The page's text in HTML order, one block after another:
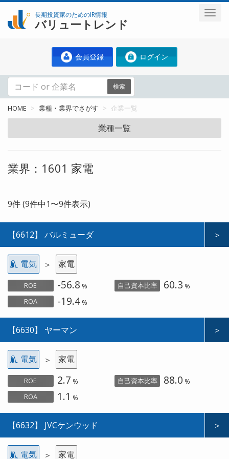
長期投資家のためのIR情報
バリュートレンド
会員登録 ログイン
検索
HOME 業種・業界でさがす 企業一覧
業種一覧
業界：1601 家電
9件 (9件中1〜9件表示)
＞
【6612】 バルミューダ
電気 ＞ 家電
ROE -56.8 % 自己資本比率 60.3 %
ROA
-19.4 %
＞
【6630】 ヤーマン
電気 ＞ 家電
ROE 2.7 % 自己資本比率 88.0 %
ROA
1.1 %
＞
【6632】 JVCケンウッド
電気 ＞ 家電